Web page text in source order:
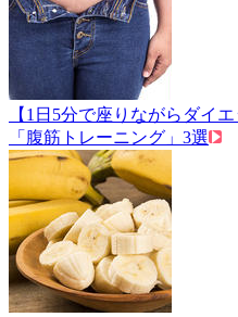
【1日5分で座りながらダイ
「腹筋トレーニング」3選